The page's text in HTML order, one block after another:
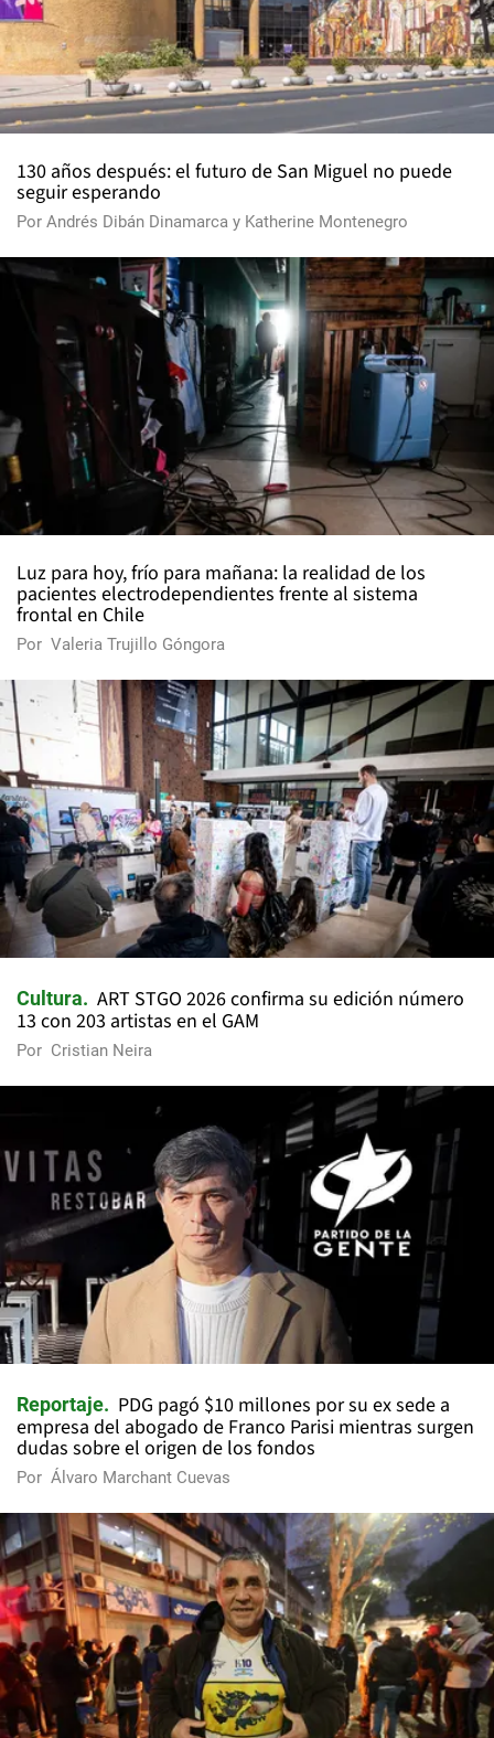
130 años después: el futuro de San Miguel no puede
seguir esperando
Por Andrés Dibán Dinamarca y Katherine Montenegro
Luz para hoy, frío para mañana: la realidad de los
pacientes electrodependientes frente al sistema
frontal en Chile
Por Valeria Trujillo Góngora
Cultura
ART STGO 2026 confirma su edición número
13 con 203 artistas en el GAM
Por Cristian Neira
Reportaje
PDG pagó $10 millones por su ex sede a
empresa del abogado de Franco Parisi mientras surgen
dudas sobre el origen de los fondos
Por Álvaro Marchant Cuevas